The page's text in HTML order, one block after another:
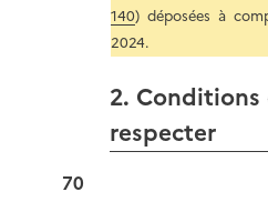
140) déposées à
2024.
2.
respecter
70